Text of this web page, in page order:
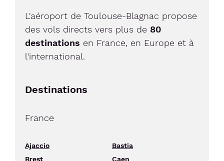
L'aéroport de Toulouse-Blagnac propose
des vols directs vers plus de 80
destinations en France, en Europe et à
l'international.
Destinations
France
Ajaccio
Bastia
Brest
Caen